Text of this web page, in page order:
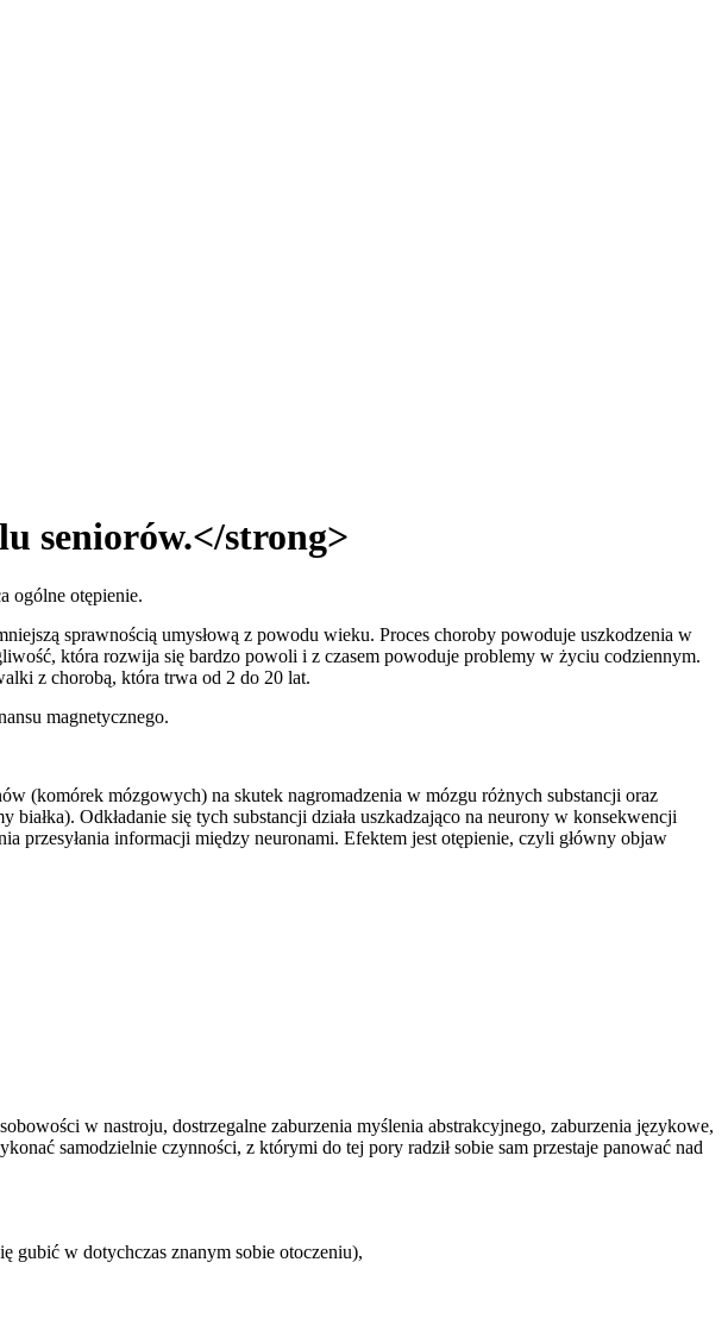
seniorów.</strong>
ogólne otępienie.
sprawnością umysłową z powodu wieku. Proces choroby powoduje uszkodzenia w
która rozwija się bardzo powoli i z czasem powoduje problemy w życiu codziennym.
z chorobą, która trwa od 2 do 20 lat.
magnetycznego.
(komórek mózgowych) na skutek nagromadzenia w mózgu różnych substancji oraz
Odkładanie się tych substancji działa uszkadzająco na neurony w konsekwencji
informacji między neuronami. Efektem jest otępienie, czyli główny objaw
w nastroju, dostrzegalne zaburzenia myślenia abstrakcyjnego, zaburzenia językowe,
samodzielnie czynności, z którymi do tej pory radził sobie sam przestaje panować nad
gubić w dotychczas znanym sobie otoczeniu),